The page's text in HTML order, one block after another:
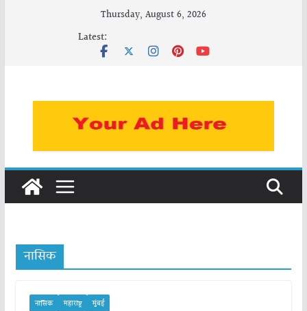
Thursday, August 6, 2026
Latest:
नासिक
नासिक महाराष्ट्र मुंबई